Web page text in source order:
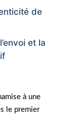
de
et la
à une
le premier